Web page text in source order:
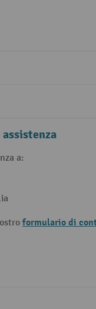
a:
formulario di